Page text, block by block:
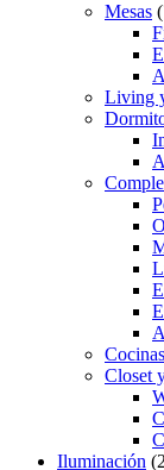
Mesas
Living
Cocinas
Closet
Iluminación